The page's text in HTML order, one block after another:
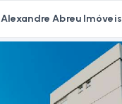
Alexandre Abreu Imóveis